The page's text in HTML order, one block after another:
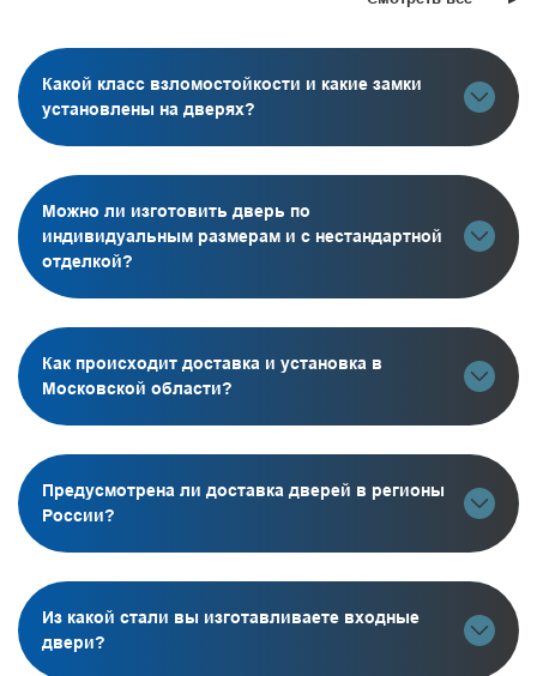
Какой класс взломостойкости и какие замки
установлены на дверях?
Можно ли изготовить дверь по
индивидуальным размерам и с нестандартной
отделкой?
Как происходит доставка и установка в
Московской области?
Предусмотрена ли доставка дверей в регионы
России?
Из какой стали вы изготавливаете входные
двери?